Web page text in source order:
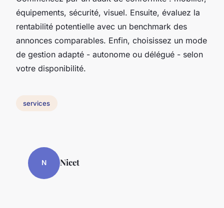
équipements, sécurité, visuel. Ensuite, évaluez la
rentabilité potentielle avec un benchmark des
annonces comparables. Enfin, choisissez un mode
de gestion adapté - autonome ou délégué - selon
votre disponibilité.
services
N Nicet